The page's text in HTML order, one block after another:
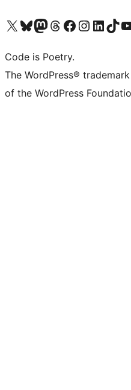
Bezoek ons X (voorheen Twitter) account
Bezoek onze Bluesky account
Bezoek ons Mastodon account
Bezoek onze Threads account
Onze Facebookpagina bezoeken
Bezoek onze Instagram account
Bezoek onzeBezoek onze
Code is Poetry.
The WordPress®
of the WordPress